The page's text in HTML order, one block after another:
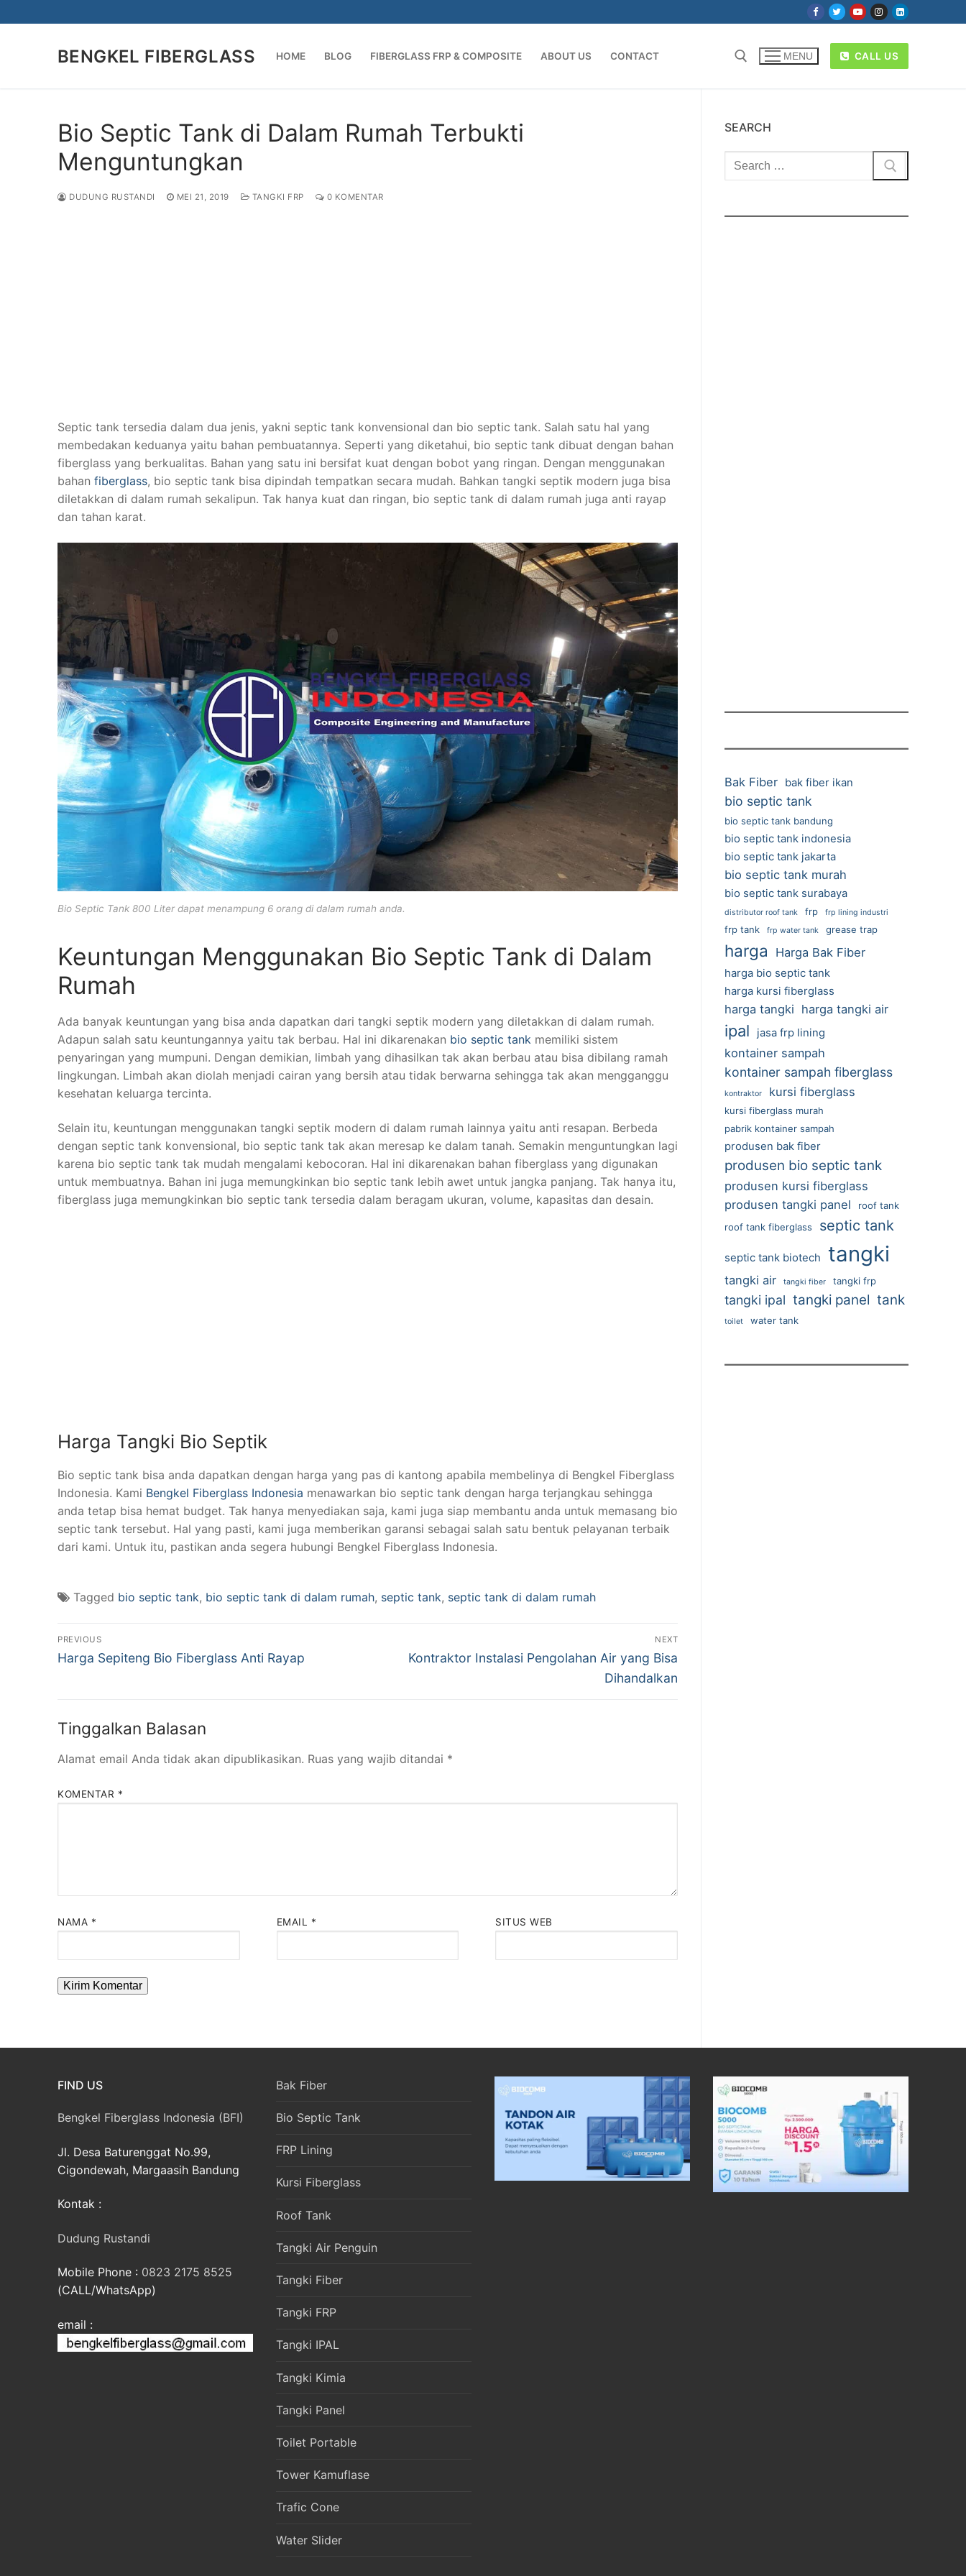
ke
BENGKEL FIBERGLASS HOME BLOG FIBERGLASS FRP & COMPOSITE ABOUT US CONTACT MENU CALL US
Bio Septic Tank di Dalam Rumah Terbukti
Menguntungkan
DUDUNG RUSTANDI MEI 21, 2019 TANGKI FRP 0 KOMENTAR
Septic tank tersedia dalam dua jenis, yakni septic tank konvensional dan bio septic tank. Salah satu hal yang
membedakan keduanya yaitu bahan pembuatannya. Seperti yang diketahui, bio septic tank dibuat dengan bahan
fiberglass yang berkualitas. Bahan yang satu ini bersifat kuat dengan bobot yang ringan. Dengan menggunakan
bahan fiberglass, bio septic tank bisa dipindah tempatkan secara mudah. Bahkan tangki septik modern juga bisa
diletakkan di dalam rumah sekalipun. Tak hanya kuat dan ringan, bio septic tank di dalam rumah juga anti rayap
dan tahan karat.
Bio Septic Tank 800 Liter dapat menampung 6 orang di dalam rumah anda.
Keuntungan Menggunakan Bio Septic Tank di Dalam
Rumah
Ada banyak keuntungan yang bisa anda dapatkan dari tangki septik modern yang diletakkan di dalam rumah.
Adapun salah satu keuntungannya yaitu tak berbau. Hal ini dikarenakan bio septic tank memiliki sistem
penyaringan yang mumpuni. Dengan demikian, limbah yang dihasilkan tak akan berbau atau bisa dibilang ramah
lingkungan. Limbah akan diolah menjadi cairan yang bersih atau tidak berwarna sehingga tak akan mengganggu
kesehatan keluarga tercinta.
Selain itu, keuntungan menggunakan tangki septik modern di dalam rumah lainnya yaitu anti resapan. Berbeda
dengan septic tank konvensional, bio septic tank tak akan meresap ke dalam tanah. Semakin menguntungkan lagi
karena bio septic tank tak mudah mengalami kebocoran. Hal ini dikarenakan bahan fiberglass yang digunakan
untuk membuatnya. Bahan ini juga memungkinkan bio septic tank lebih awet untuk jangka panjang. Tak hanya itu,
fiberglass juga memungkinkan bio septic tank tersedia dalam beragam ukuran, volume, kapasitas dan desain.
Harga Tangki Bio Septik
Bio septic tank bisa anda dapatkan dengan harga yang pas di kantong apabila membelinya di Bengkel Fiberglass
Indonesia. Kami Bengkel Fiberglass Indonesia menawarkan bio septic tank dengan harga terjangkau sehingga
anda tetap bisa hemat budget. Tak hanya menyediakan saja, kami juga siap membantu anda untuk memasang bio
septic tank tersebut. Hal yang pasti, kami juga memberikan garansi sebagai salah satu bentuk pelayanan terbaik
dari kami. Untuk itu, pastikan anda segera hubungi Bengkel Fiberglass Indonesia.
Tagged bio septic tank, bio septic tank di dalam rumah, septic tank, septic tank di dalam rumah
Navigasi
pos
PREVIOUS
Previous
Harga Sepiteng Bio Fiberglass Anti Rayap
NEXT
Next
Kontraktor Instalasi Pengolahan Air yang Bisa
Dihandalkan
Tinggalkan Balasan
Alamat email Anda tidak akan dipublikasikan. Ruas yang wajib ditandai *
KOMENTAR *
NAMA * EMAIL * SITUS WEB
SEARCH
Cari:
Bak Fiber bak fiber ikan
bio septic tank
bio septic tank bandung
bio septic tank indonesia
bio septic tank jakarta
bio septic tank murah
bio septic tank surabaya
distributor roof tank frp frp lining industri
frp tank frp water tank grease trap
harga Harga Bak Fiber
harga bio septic tank
harga kursi fiberglass
harga tangki harga tangki air
ipal jasa frp lining
kontainer sampah
kontainer sampah fiberglass
kontraktor kursi fiberglass
kursi fiberglass murah
pabrik kontainer sampah
produsen bak fiber
produsen bio septic tank
produsen kursi fiberglass
produsen tangki panel
roof tank
roof tank fiberglass
septic tank
septic tank biotech tangki
tangki air tangki fiber tangki frp
tangki ipal tangki panel tank
toilet water tank
FIND US
Bengkel Fiberglass Indonesia (BFI)
Jl. Desa Baturenggat No.99,
Cigondewah, Margaasih Bandung
Kontak :
Dudung Rustandi
Mobile Phone : 0823 2175 8525
(CALL/WhatsApp)
email :
Bak Fiber
Bio Septic Tank
FRP Lining
Kursi Fiberglass
Roof Tank
Tangki Air Penguin
Tangki Fiber
Tangki FRP
Tangki IPAL
Tangki Kimia
Tangki Panel
Toilet Portable
Tower Kamuflase
Trafic Cone
Water Slider